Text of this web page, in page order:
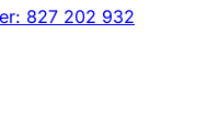
827 202 932